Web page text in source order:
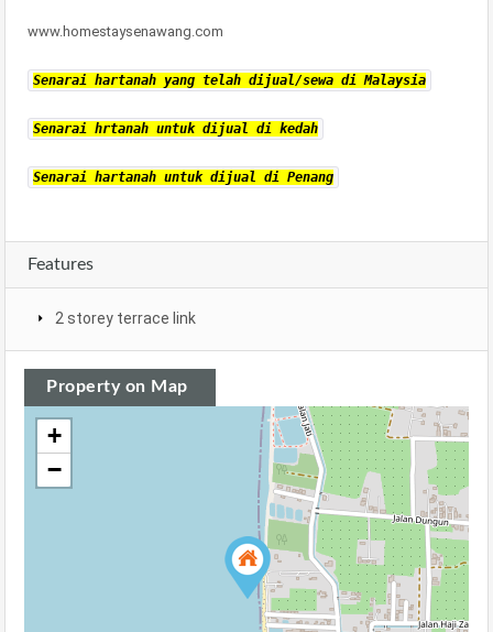
www.homestaysenawang.com
Senarai hartanah yang telah dijual/sewa di Malaysia
Senarai hrtanah untuk dijual di kedah
Senarai hartanah untuk dijual di Penang
Features
2 storey terrace link
Property on Map
+
−